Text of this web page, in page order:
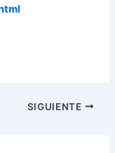
SIGUIENTE